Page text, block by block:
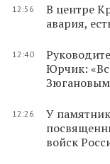
12:56
В центре
авария,
12:40
Юрчик:
12:26
У
войск